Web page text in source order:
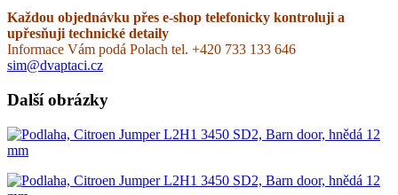
Každou objednávku přes e-shop telefonicky kontroluji a
upřesňuji technické detaily
Informace Vám podá Polach tel. +420 733 133 646
sim@dvaptaci.cz
Další obrázky